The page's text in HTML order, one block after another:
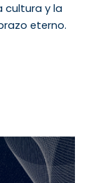
cultura y la
eterno.